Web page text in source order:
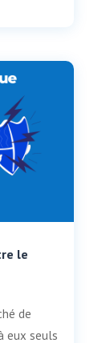
le
de
eux seuls